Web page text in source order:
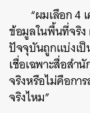
“ผมเลือก 4
ข้อมูลในพื้นที่จริง
ปัจจุบันถูกแบ่งเ
เชื่อเฉพาะสื่อสำ
จริงหรือไม่คือกา
จริงไหม”